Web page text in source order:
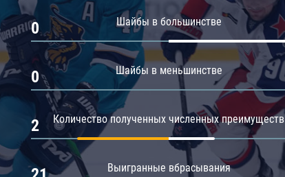
Амур
Барыс
Салават Юлаев
Шайбы в большинстве
0
Шайбы в меньшинстве
0
Количество полученных численных преимуществ
2
Выигранные вбрасывания